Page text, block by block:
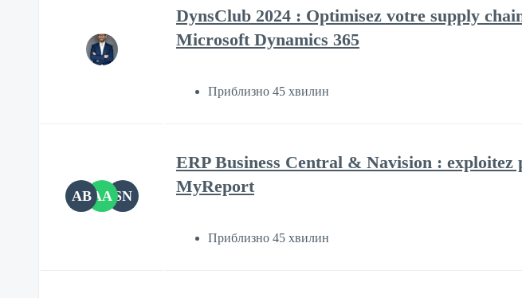
DynsClub 2024 : Optimisez votre supply
Microsoft Dynamics 365
Приблизно 45 хвилин
AB AA SN
ERP Business Central & Navision : exploitez
MyReport
Приблизно 45 хвилин